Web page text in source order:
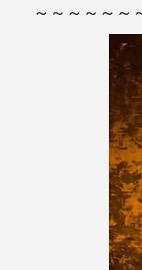
～～～～～～